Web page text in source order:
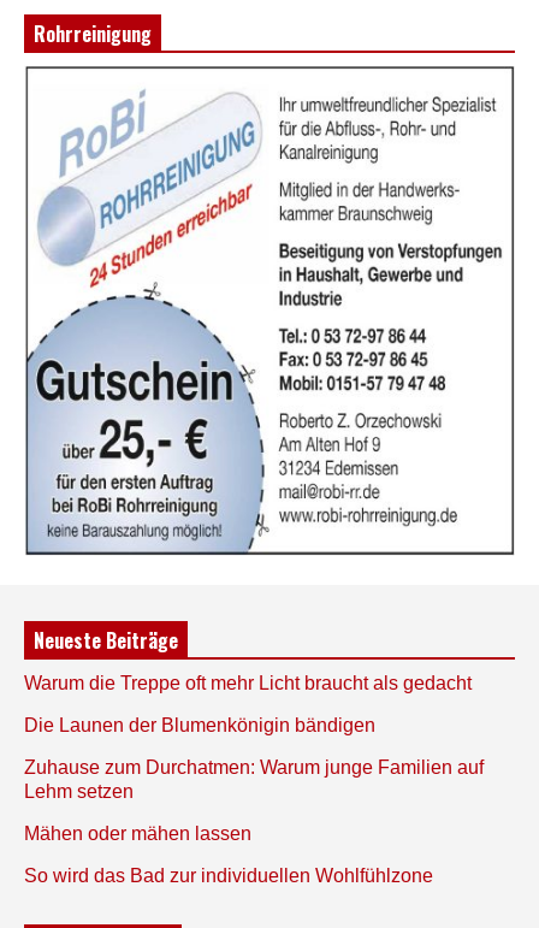
Rohrreinigung
Neueste Beiträge
Warum die Treppe oft mehr Licht braucht als gedacht
Die Launen der Blumenkönigin bändigen
Zuhause zum Durchatmen: Warum junge Familien auf
Lehm setzen
Mähen oder mähen lassen
So wird das Bad zur individuellen Wohlfühlzone